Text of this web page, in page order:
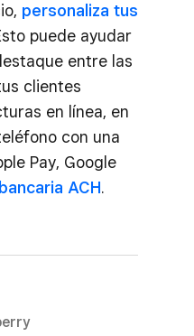
personaliza tus
puede ayudar
entre las
clientes
en línea, en
con una
Pay, Google
ACH.